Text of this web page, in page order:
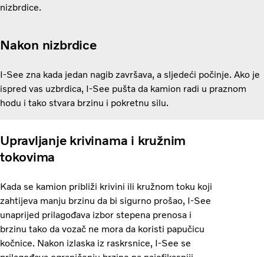
nizbrdice.
Nakon nizbrdice
I-See zna kada jedan nagib završava, a sljedeći počinje. Ako je
ispred vas uzbrdica, I-See pušta da kamion radi u praznom
hodu i tako stvara brzinu i pokretnu silu.
Upravljanje krivinama i kružnim
tokovima
Kada se kamion približi krivini ili kružnom toku koji
zahtijeva manju brzinu da bi sigurno prošao, I-See
unaprijed prilagođava izbor stepena prenosa i
brzinu tako da vozač ne mora da koristi papučicu
kočnice. Nakon izlaska iz raskrsnice, I-See se